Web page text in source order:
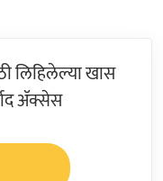
लिहिलेल्या खास
ॲक्सेस